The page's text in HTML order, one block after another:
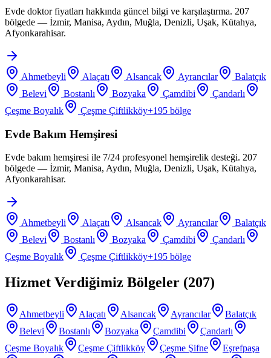
Evde doktor fiyatları hakkında güncel bilgi ve karşılaştırma. 207
bölgede — İzmir, Manisa, Aydın, Muğla, Denizli, Uşak, Kütahya,
Afyonkarahisar.
Ahmetbeyli Alaçatı Alsancak Ayrancılar
Balatçık
Belevi
Bostanlı Bozyaka Çamdibi
Çandarlı
Çeşme Boyalık
Çeşme Çiftlikköy+195 bölge
Evde Bakım Hemşiresi
Evde bakım hemşiresi ile 7/24 profesyonel hemşirelik desteği. 207
bölgede — İzmir, Manisa, Aydın, Muğla, Denizli, Uşak, Kütahya,
Afyonkarahisar.
Ahmetbeyli Alaçatı Alsancak Ayrancılar
Balatçık
Belevi
Bostanlı Bozyaka Çamdibi
Çandarlı
Çeşme Boyalık
Çeşme Çiftlikköy+195 bölge
Hizmet Verdiğimiz Bölgeler (207)
Ahmetbeyli Alaçatı Alsancak Ayrancılar
Balatçık
Belevi
Bostanlı Bozyaka Çamdibi
Çandarlı
Çeşme Boyalık
Çeşme Çiftlikköy Çeşme Şifne
Eşrefpaşa